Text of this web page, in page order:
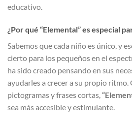
educativo.
¿Por qué “Elemental” es especial
Sabemos que cada niño es único, y
cierto para los pequeños en el
ha sido creado pensando en sus
ayudarles a crecer a su propio ritmo.
pictogramas y frases cortas,
sea más accesible y estimulante.